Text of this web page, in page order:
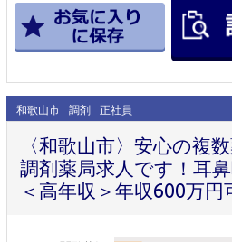
和歌山市 調剤 正社員
〈和歌山市〉安心の複
調剤薬局求人です！耳
＜高年収＞年収600万円